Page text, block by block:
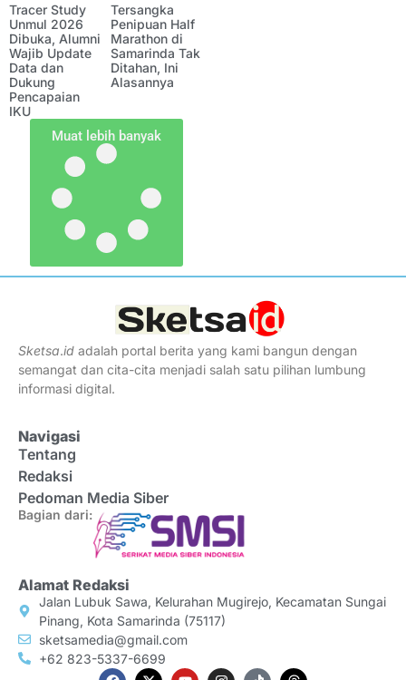
Tracer Study
Unmul 2026
Dibuka, Alumni
Wajib Update
Data dan
Dukung
Pencapaian
IKU
Tersangka
Penipuan Half
Marathon di
Samarinda Tak
Ditahan, Ini
Alasannya
Muat lebih banyak
Sketsa.id adalah portal berita yang kami bangun dengan
semangat dan cita-cita menjadi salah satu pilihan lumbung
informasi digital.
Navigasi
Tentang
Redaksi
Pedoman Media Siber
Bagian dari:
Alamat Redaksi
Jalan Lubuk Sawa, Kelurahan Mugirejo, Kecamatan Sungai
Pinang, Kota Samarinda (75117)
sketsamedia@gmail.com
+62 823-5337-6699